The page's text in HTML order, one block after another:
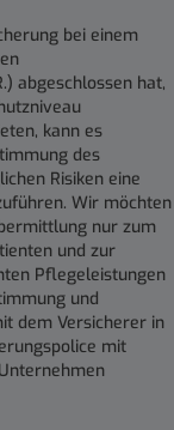
bei einem
abgeschlossen hat,
kann es
des
Risiken eine
Wir möchten
nur zum
und zur
Pflegeleistungen
und
dem Versicherer in
mit